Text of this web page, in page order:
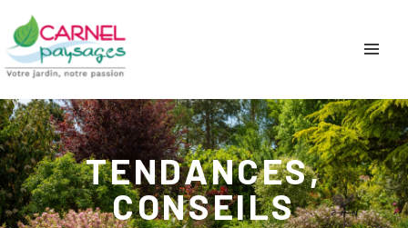
TENDANCES,
CONSEILS